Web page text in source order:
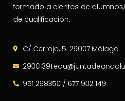
formado a cientos de
de cualificación.
C/ Cerrojo, 5. 29007 Málaga
951 298350 / 677 902 149